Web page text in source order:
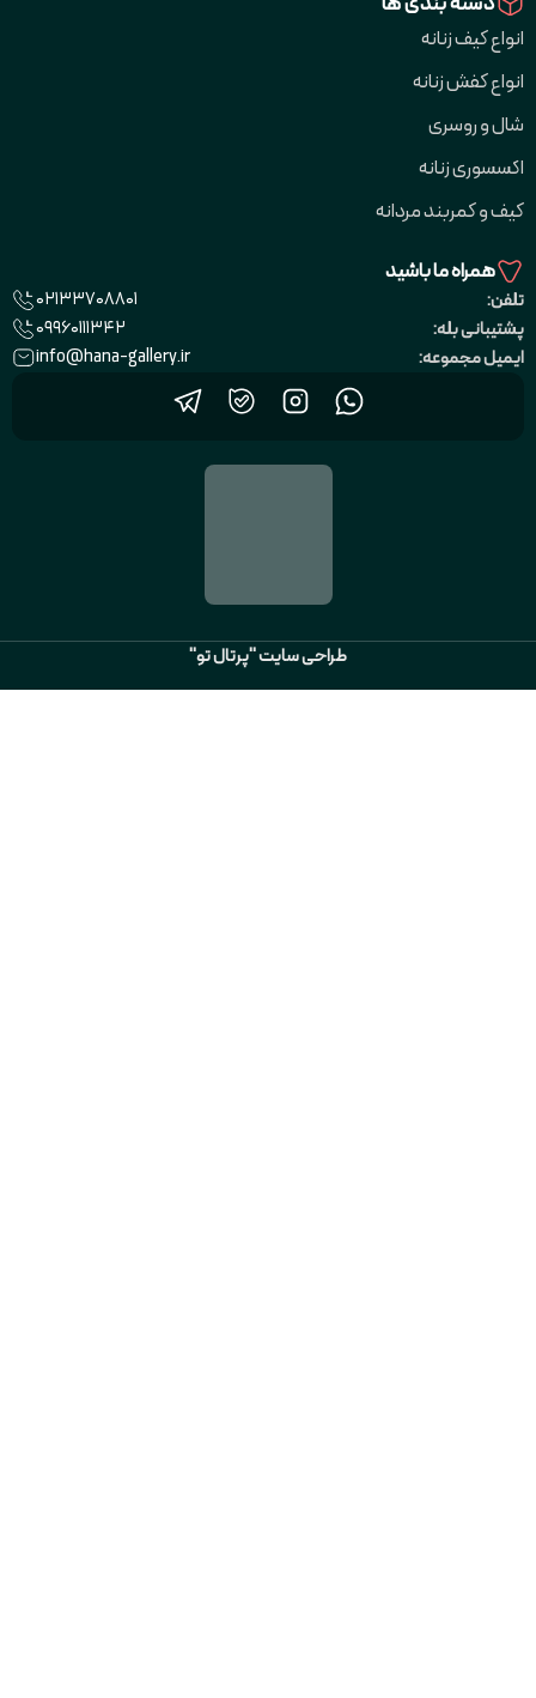
انواع کیف زنانه
انواع کفش زنانه
شال و روسری
اکسسوری زنانه
کیف و کمربند مردانه
همراه ما باشید
تلفن:
02133708801
پشتیبانی بله:
09960111342
ایمیل مجموعه:
info@hana-gallery.ir
طراحی سایت "پرتال تو"